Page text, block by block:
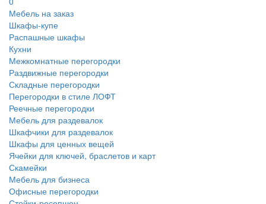
Мебель на заказ
Шкафы-купе
Распашные шкафы
Кухни
Межкомнатные перегородки
Раздвижные перегородки
Складные перегородки
Перегородки в стиле ЛОФТ
Реечные перегородки
Мебель для раздевалок
Шкафчики для раздевалок
Шкафы для ценных вещей
Ячейки для ключей, браслетов и карт
Скамейки
Мебель для бизнеса
Офисные перегородки